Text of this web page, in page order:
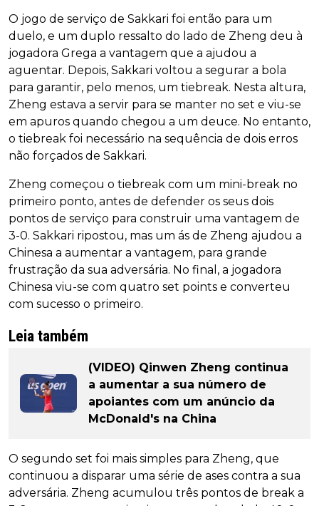
O jogo de serviço de Sakkari foi então para um
duelo, e um duplo ressalto do lado de Zheng deu à
jogadora Grega a vantagem que a ajudou a
aguentar. Depois, Sakkari voltou a segurar a bola
para garantir, pelo menos, um tiebreak. Nesta altura,
Zheng estava a servir para se manter no set e viu-se
em apuros quando chegou a um deuce. No entanto,
o tiebreak foi necessário na sequência de dois erros
não forçados de Sakkari.
Zheng começou o tiebreak com um mini-break no
primeiro ponto, antes de defender os seus dois
pontos de serviço para construir uma vantagem de
3-0. Sakkari ripostou, mas um ás de Zheng ajudou a
Chinesa a aumentar a vantagem, para grande
frustração da sua adversária. No final, a jogadora
Chinesa viu-se com quatro set points e converteu
com sucesso o primeiro.
Leia também
(VIDEO) Qinwen Zheng continua
a aumentar a sua número de
apoiantes com um anúncio da
McDonald's na China
O segundo set foi mais simples para Zheng, que
continuou a disparar uma série de ases contra a sua
adversária. Zheng acumulou três pontos de break a